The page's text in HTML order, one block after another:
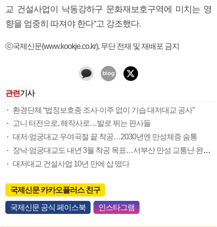
교 건설사업이 낙동강하구 문화재보호구역에 미치는 영
향을 엄중히 따져야 한다”고 강조했다.
ⓒ국제신문(www.kookje.co.kr), 무단 전재 및 재배포 금지
관련기사
환경단체 “법정보호종 조사·이주 없이 기습 대저대교 공사”
고니 터전으로, 해작사로…발로 뛰는 판사들
대저·엄궁대교 우여곡절 끝 착공…2030년엔 만성체증 숨통
장낙·엄궁대교도 내년 3월 착공 목표…서부산 만성 교통난 완화 속도
대저대교 건설사업 10년 만에 삽 떴다
국제신문 카카오플러스 친구
국제신문 공식 페이스북 인스타그램